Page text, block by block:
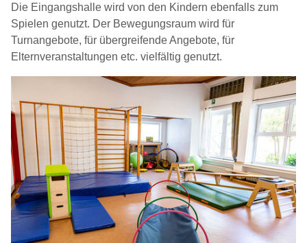
Die Eingangshalle wird von den Kindern ebenfalls zum
Spielen genutzt. Der Bewegungsraum wird für
Turnangebote, für übergreifende Angebote, für
Elternveranstaltungen etc. vielfältig genutzt.